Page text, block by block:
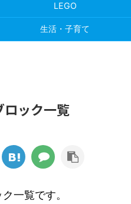
LEGO
生活・子育て
ロック一覧
一覧です。